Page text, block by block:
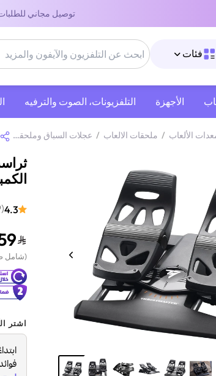
توصيل مجاني للطلبات التي
فئات
الأجهزة التلفزيونات، الصوت والترفيه
الألعاب / ملحقات الالعاب / عجلات السباق وملحقاتها /
4.3
(
(شامل
اشتر